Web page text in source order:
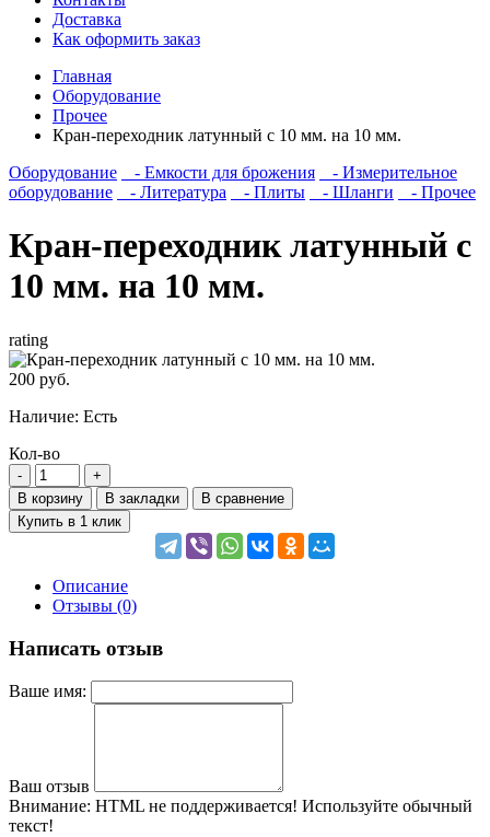
Доставка
Как оформить заказ
Главная
Оборудование
Прочее
Кран-переходник латунный с 10 мм. на 10 мм.
Оборудование
- Емкости для брожения
- Измерительное
оборудование
- Литература - Плиты - Шланги - Прочее
Кран-переходник латунный с
10 мм. на 10 мм.
rating
200 руб.
Наличие: Есть
Кол-во
В корзину В закладки
В сравнение
Купить в 1 клик
Описание
Отзывы (0)
Написать отзыв
Ваше имя:
Ваш отзыв
Внимание: HTML не поддерживается! Используйте обычный
текст!